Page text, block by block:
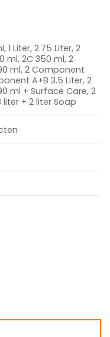
1 Liter, 2.75 Liter, 2
ml, 2C 350 ml, 2
ml, 2 Component
A+B 3.5 Liter, 2
ml + Surface Care, 2
liter + 2 liter Soap